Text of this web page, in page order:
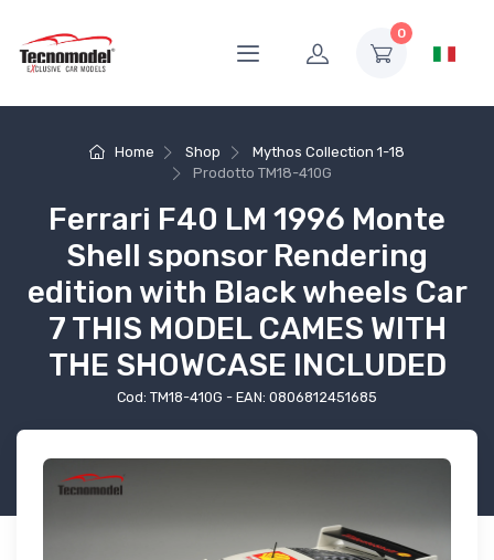
0
Home Shop
Mythos Collection 1-18
ProdottoTM18-410G
Ferrari F40 LM 1996 Monte
Shell sponsor Rendering
edition with Black wheels Car
7 THIS MODEL CAMES WITH
THE SHOWCASE INCLUDED
Cod: TM18-410G - EAN: 0806812451685